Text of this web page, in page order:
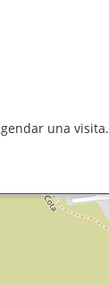
una visita.